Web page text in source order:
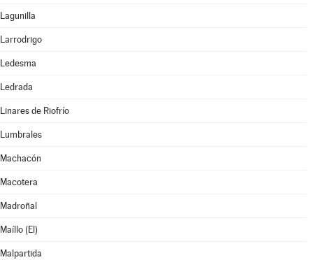
Lagunilla
Larrodrigo
Ledesma
Ledrada
Linares de Riofrío
Lumbrales
Machacón
Macotera
Madroñal
Maíllo (El)
Malpartida